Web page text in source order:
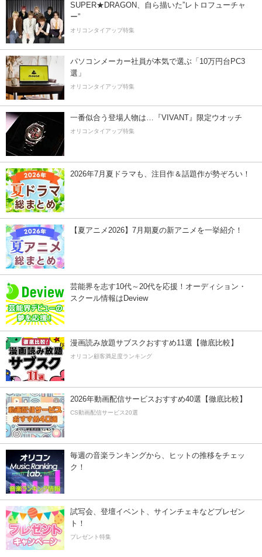
SUPER★DRAGON、自ら描いた”レトロフューチャ
ー”
オリコンタイアップ特集
パソコンメーカー社員が本気で選ぶ「10万円台PC3
選」
オリコンタイアップ特集
一番似合う登場人物は…『VIVANT』限定ウオッチ
オリコンタイアップ特集
2026年7月夏ドラマも、注目作＆話題作が勢ぞろい！
【夏アニメ2026】7月期夏の新アニメを一挙紹介！
芸能界を志す10代～20代を応援！オーディション・
スクール情報はDeview
漫画読み放題サブスクおすすめ11選【徹底比較】
オリコン顧客満足度ランキング
2026年動画配信サービスおすすめ40選【徹底比較】
CS動画配信サービス20選
毎週の音楽ランキングから、ヒットの推移をチェッ
ク！
試写会、登壇イベント、サインチェキなどプレゼン
ト！
プレゼント特集